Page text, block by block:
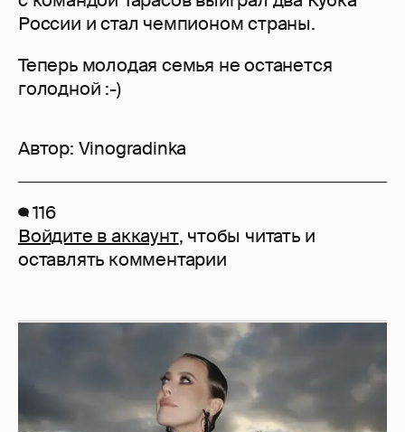
России и стал чемпионом страны.
Теперь молодая семья не останется
голодной :-)
Автор: Vinogradinka
116
Войдите в аккаунт, чтобы читать и
оставлять комментарии